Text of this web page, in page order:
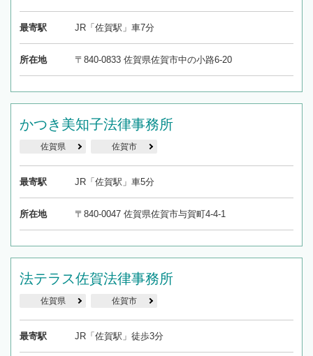
最寄駅 JR「佐賀駅」車7分
所在地 〒840-0833 佐賀県佐賀市中の小路6-20
かつき美知子法律事務所
佐賀県 佐賀市
最寄駅 JR「佐賀駅」車5分
所在地 〒840-0047 佐賀県佐賀市与賀町4-4-1
法テラス佐賀法律事務所
佐賀県 佐賀市
最寄駅 JR「佐賀駅」徒歩3分